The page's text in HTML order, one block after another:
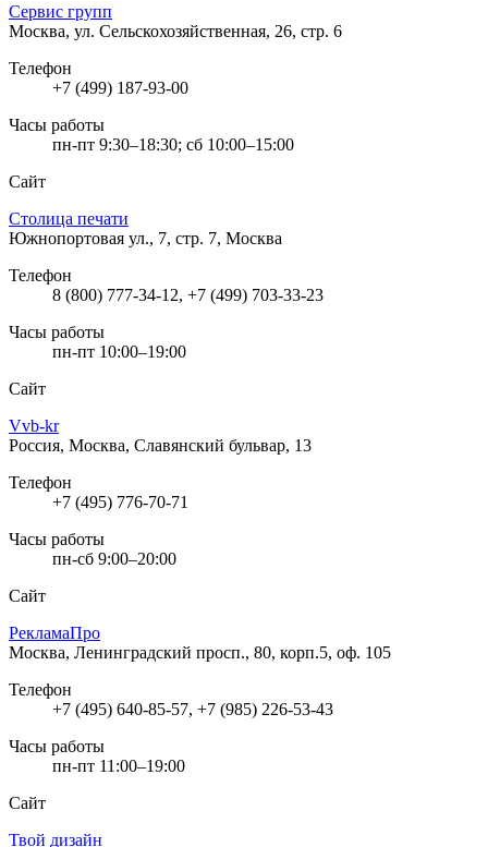
Сервис групп
Москва, ул. Сельскохозяйственная, 26, стр. 6
Телефон
+7 (499) 187-93-00
Часы работы
пн-пт 9:30–18:30; сб 10:00–15:00
Сайт
Столица печати
Южнопортовая ул., 7, стр. 7, Москва
Телефон
8 (800) 777-34-12, +7 (499) 703-33-23
Часы работы
пн-пт 10:00–19:00
Сайт
Vvb-kr
Россия, Москва, Славянский бульвар, 13
Телефон
+7 (495) 776-70-71
Часы работы
пн-сб 9:00–20:00
Сайт
РекламаПро
Москва, Ленинградский просп., 80, корп.5, оф. 105
Телефон
+7 (495) 640-85-57, +7 (985) 226-53-43
Часы работы
пн-пт 11:00–19:00
Сайт
Твой дизайн